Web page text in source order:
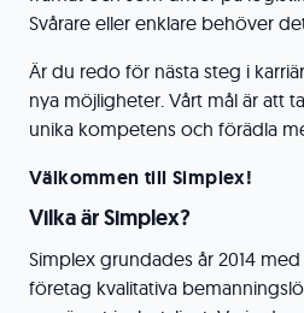
Svårare eller enklare behöver
Är du redo för nästa steg i
nya möjligheter. Vårt mål är att
unika kompetens och förädla
Välkommen till Simplex!
Vilka är Simplex?
Simplex grundades år 2014
företag kvalitativa